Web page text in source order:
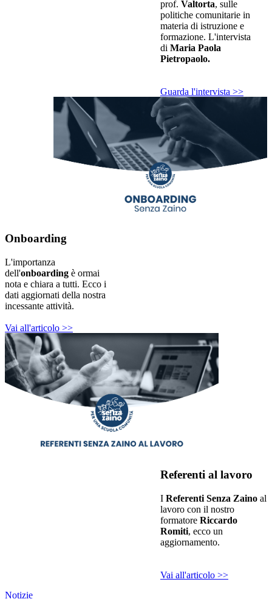
prof. Valtorta, sulle
politiche comunitarie in
materia di istruzione e
formazione. L'intervista
di Maria Paola
Pietropaolo.
Guarda l'intervista >>
Onboarding
L'importanza
dell'onboarding è ormai
nota e chiara a tutti. Ecco i
dati aggiornati della nostra
incessante attività.
Vai all'articolo >>
Referenti al lavoro
I Referenti Senza Zaino al
lavoro con il nostro
formatore Riccardo
Romiti, ecco un
aggiornamento.
Vai all'articolo >>
Notizie